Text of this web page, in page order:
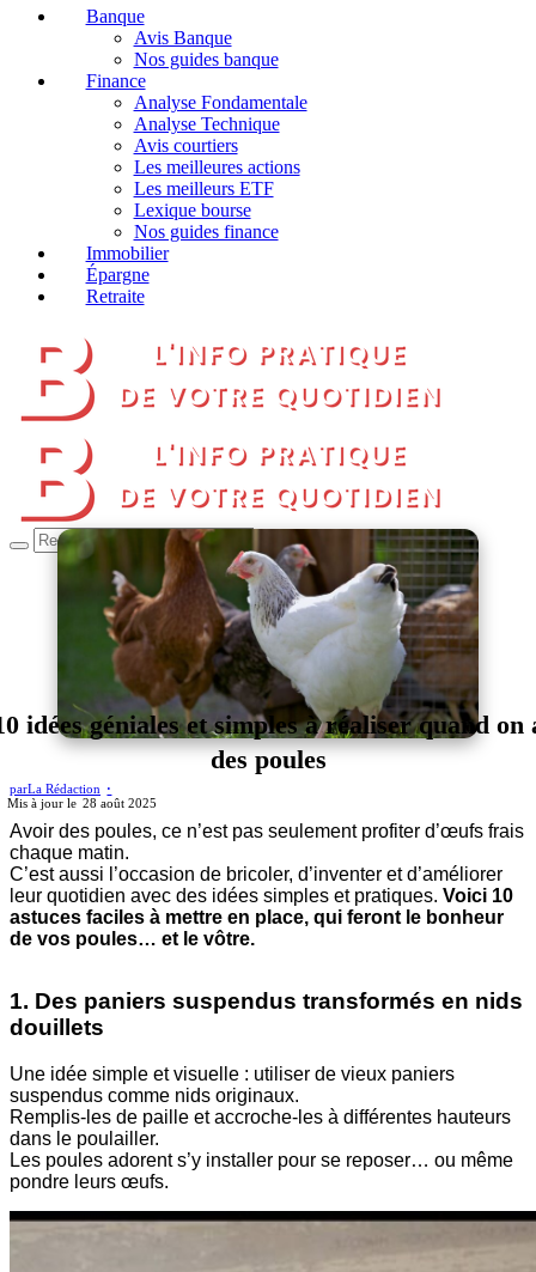
Banque
Avis Banque
Nos guides banque
Finance
Analyse Fondamentale
Analyse Technique
Avis courtiers
Les meilleures actions
Les meilleurs ETF
Lexique bourse
Nos guides finance
Immobilier
Épargne
Retraite
idées géniales et simples à réaliser quand on
des poules
parLa Rédaction
28 août 2025
Avoir des poules, ce n’est pas seulement profiter d’œufs frais
chaque matin.
C’est aussi l’occasion de bricoler, d’inventer et d’améliorer
leur quotidien avec des idées simples et pratiques. Voici 10
astuces faciles à mettre en place, qui feront le bonheur
de vos poules… et le vôtre.
1. Des paniers suspendus transformés en nids
douillets
Une idée simple et visuelle : utiliser de vieux paniers
suspendus comme nids originaux.
Remplis-les de paille et accroche-les à différentes hauteurs
dans le poulailler.
Les poules adorent s’y installer pour se reposer… ou même
pondre leurs œufs.